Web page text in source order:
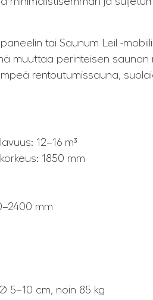
tai Saunum Leil -
muuttaa perinteisen saunan
rentoutumissauna,
12–16 m³
1850 mm
mm
5–10 cm, noin 85 kg